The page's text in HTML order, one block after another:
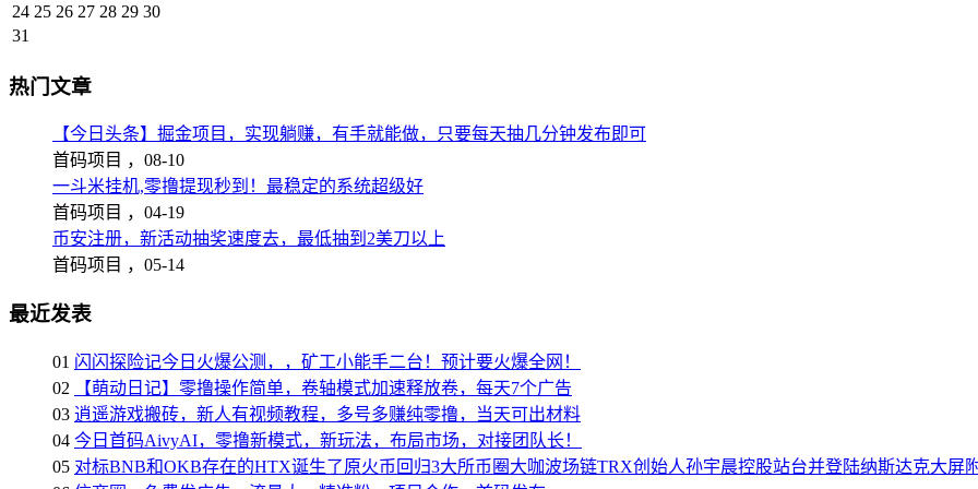
24 25 26 27 28 29 30
31
热门文章
【今日头条】掘金项目，实现躺赚，有手就能做，只要每天抽几分钟发布即可
首码项目 ， 08-10
一斗米挂机,零撸提现秒到！最稳定的系统超级好
首码项目 ， 04-19
币安注册，新活动抽奖速度去，最低抽到2美刀以上
首码项目 ， 05-14
最近发表
01 闪闪探险记今日火爆公测，，矿工小能手二台！预计要火爆全网！
02
【萌动日记】零撸操作简单，卷轴模式加速释放卷，每天7个广告
03 逍遥游戏搬砖，新人有视频教程，多号多赚纯零撸，当天可出材料
04 今日首码AivyAI，零撸新模式，新玩法，布局市场，对接团队长！
05 对标BNB和OKB存在的HTX诞生了原火币回归3大所币圈大咖波场链TRX创始人孙宇晨控股站台并登陆纳斯达克大屏